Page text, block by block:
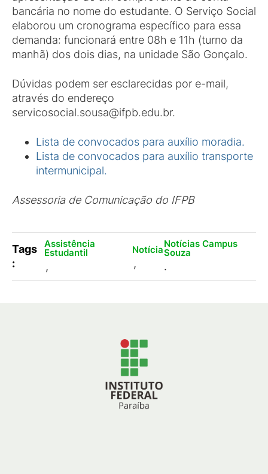
bancária no nome do estudante. O Serviço Social
elaborou um cronograma específico para essa
demanda: funcionará entre 08h e 11h (turno da
manhã) dos dois dias, na unidade São Gonçalo.
Dúvidas podem ser esclarecidas por e-mail,
através do endereço
servicosocial.sousa@ifpb.edu.br.
Lista de convocados para auxílio moradia.
Lista de convocados para auxílio transporte
intermunicipal.
Assessoria de Comunicação do IFPB
Tags
:
Assistência
Estudantil
,
Notícia
,
Notícias Campus
Souza
.